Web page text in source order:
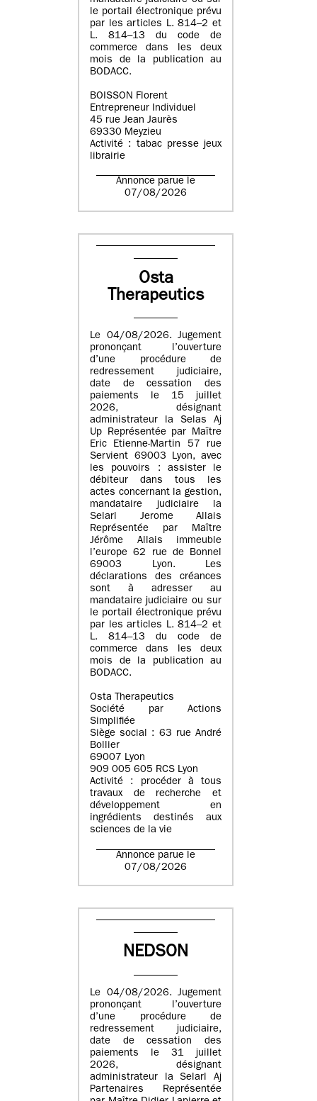
le portail électronique prévu
par les articles L. 814–2 et
L. 814–13 du code de
commerce dans les deux
mois de la publication au
BODACC.
BOISSON Florent
Entrepreneur Individuel
45 rue Jean Jaurès
69330 Meyzieu
Activité : tabac presse jeux
librairie
Annonce parue le
07/08/2026
Osta
Therapeutics
Le 04/08/2026. Jugement
prononçant l’ouverture
d’une procédure de
redressement judiciaire,
date de cessation des
paiements le 15 juillet
2026, désignant
administrateur la Selas Aj
Up Représentée par Maître
Eric Etienne-Martin 57 rue
Servient 69003 Lyon, avec
les pouvoirs : assister le
débiteur dans tous les
actes concernant la gestion,
mandataire judiciaire la
Selarl Jerome Allais
Représentée par Maître
Jérôme Allais immeuble
l’europe 62 rue de Bonnel
69003 Lyon. Les
déclarations des créances
sont à adresser au
mandataire judiciaire ou sur
le portail électronique prévu
par les articles L. 814–2 et
L. 814–13 du code de
commerce dans les deux
mois de la publication au
BODACC.
Osta Therapeutics
Société par Actions
Simplifiée
Siège social : 63 rue André
Bollier
69007 Lyon
909 005 605 RCS Lyon
Activité : procéder à tous
travaux de recherche et
développement en
ingrédients destinés aux
sciences de la vie
Annonce parue le
07/08/2026
NEDSON
Le 04/08/2026. Jugement
prononçant l’ouverture
d’une procédure de
redressement judiciaire,
date de cessation des
paiements le 31 juillet
2026, désignant
administrateur la Selarl Aj
Partenaires Représentée